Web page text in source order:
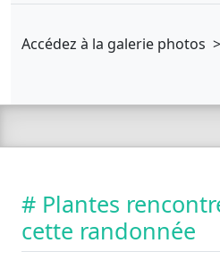
Accédez à la galerie photos
# Plantes
cette randonnée